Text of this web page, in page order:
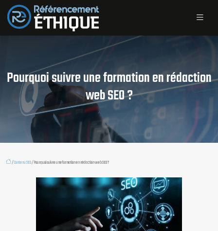
Pourquoi suivre une formation en rédaction
web SEO ?
/Contenu SEO/ Pourquoi suivre une formation en rédaction web SEO ?